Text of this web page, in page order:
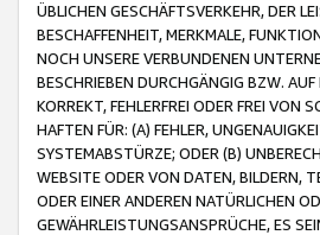
ÜBLICHEN GESCHÄFTSVERKEHR, DER
BESCHAFFENHEIT, MERKMALE,
NOCH UNSERE VERBUNDENEN
BESCHRIEBEN DURCHGÄNGIG BZW.
KORREKT, FEHLERFREI ODER FREI VON
HAFTEN FÜR: (A) FEHLER,
SYSTEMABSTÜRZE; ODER (B)
WEBSITE ODER VON DATEN, BILDERN,
ODER EINER ANDEREN NATÜRLICHEN
GEWÄHRLEISTUNGSANSPRÜCHE, ES